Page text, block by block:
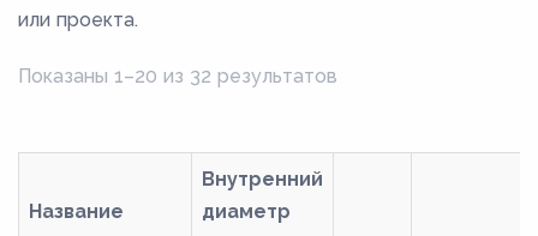
43,5
49,8
или проекта.
Показаны 1–20 из 32 результатов
Название
Внутренний
диаметр